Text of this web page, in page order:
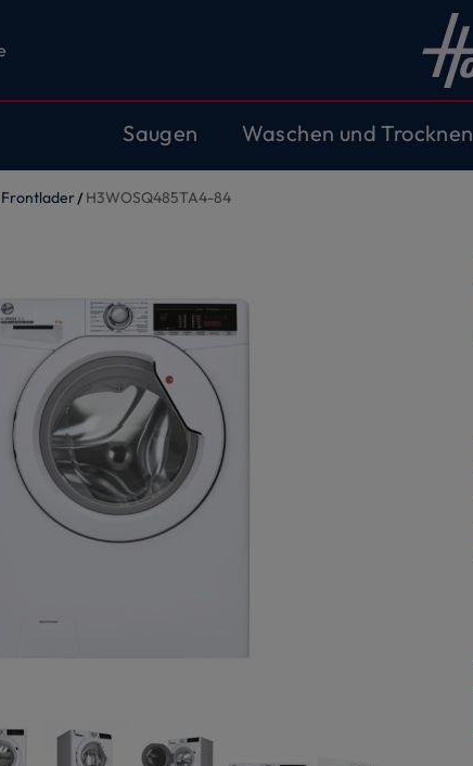
Saugen Waschen und Trocknen
H3WOSQ485TA4-84